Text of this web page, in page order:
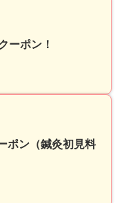
ーポン！
ポン（鍼灸初見料